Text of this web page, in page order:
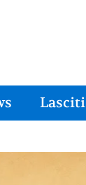
Lasciti